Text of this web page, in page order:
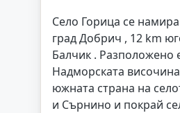
Село Горица се
град Добрич , 12 km
Балчик . Разположено
Надморската
южната страна на
и Сърнино и покрай